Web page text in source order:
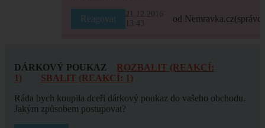
Reagovat
21.12.2016
13:43
od Nemravka.cz
DÁRKOVÝ POUKAZ
ROZBALIT (REAKCÍ:
1)
SBALIT (REAKCÍ: 1)
Ráda bych koupila dceři dárkový poukaz do vašeho obchodu.
Jakým způsobem postupovat?